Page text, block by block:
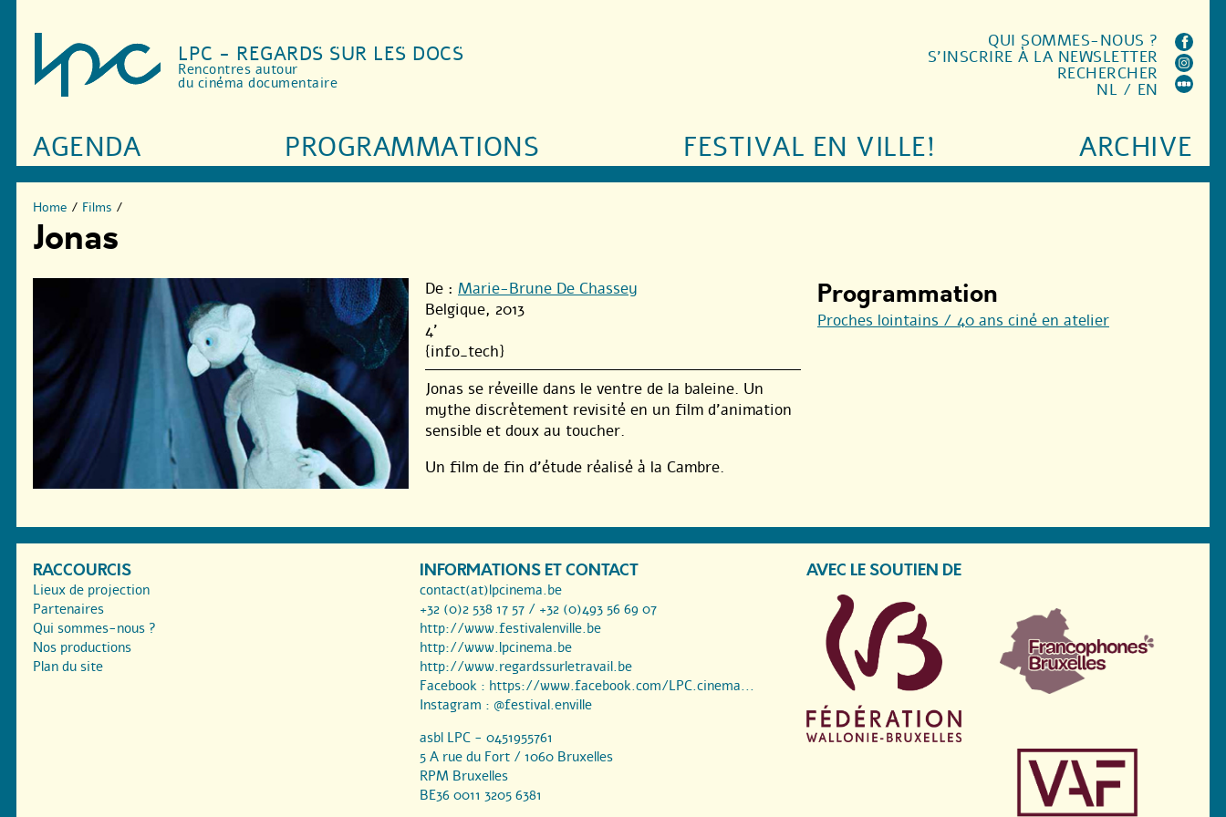
LPC - REGARDS SUR LES DOCS
Rencontres autour
du cinéma documentaire
AGENDA PROGRAMMATIONS FESTIVAL EN VILLE! ARCHIVE
QUI SOMMES-NOUS ?
S'INSCRIRE À LA NEWSLETTER
RECHERCHER
NL / EN
Home / Films /
Jonas
De : Marie-Brune De Chassey
Belgique, 2013
4'
{info_tech}
Jonas se réveille dans le ventre de la baleine. Un
mythe discrètement revisité en un film d’animation
sensible et doux au toucher.
Un film de fin d’étude réalisé à la Cambre.
Programmation
Proches lointains / 40 ans ciné en atelier
RACCOURCIS
Lieux de projection
Partenaires
Qui sommes-nous ?
Nos productions
Plan du site
INFORMATIONS ET CONTACT
contact(at)lpcinema.be
+32 (0)2 538 17 57 / +32 (0)493 56 69 07
http://www.festivalenville.be
http://www.lpcinema.be
http://www.regardssurletravail.be
Facebook : https://www.facebook.com/LPC.cinema...
Instagram : @festival.enville
asbl LPC - 0451955761
5 A rue du Fort / 1060 Bruxelles
RPM Bruxelles
BE36 0011 3205 6381
AVEC LE SOUTIEN DE